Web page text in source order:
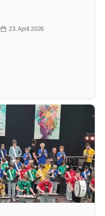
Veröffentlichungsdatum
23. April 2026